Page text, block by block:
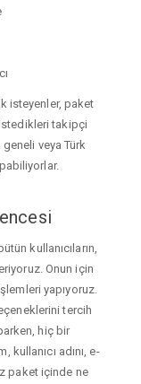
isteyenler, paket
istedikleri takipçi
geneli veya Türk
kullanıcıların,
Onun için
yapıyoruz.
tercih
hiç bir
kullanıcı adını, e-
paket içinde ne